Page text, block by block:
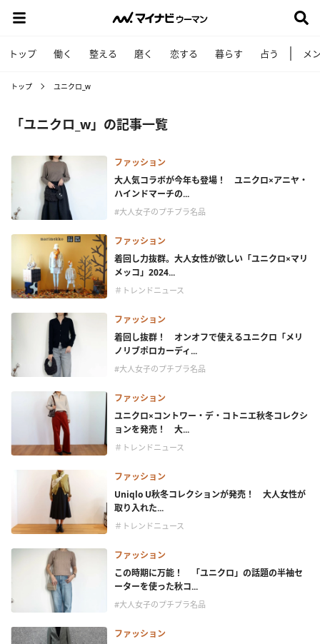
トップ 働く 整える 磨く 恋する 暮らす 占う メ
トップ ユニクロ_w
「ユニクロ_w」の記事一覧
ファッション
大人気コラボが今年も登場！ ユニクロ×アニヤ・
ハインドマーチの...
#大人女子のプチプラ名品
ファッション
着回し力抜群。大人女性が欲しい「ユニクロ×マリ
メッコ」2024...
＃トレンドニュース
ファッション
着回し抜群！ オンオフで使えるユニクロ「メリ
ノリブポロカーディ...
#大人女子のプチプラ名品
ファッション
ユニクロ×コントワー・デ・コトニエ秋冬コレクシ
ョンを発売！ 大...
＃トレンドニュース
ファッション
Uniqlo U秋冬コレクションが発売！ 大人女性が
取り入れた...
＃トレンドニュース
ファッション
この時期に万能！ 「ユニクロ」の話題の半袖セ
ーターを使った秋コ...
#大人女子のプチプラ名品
ファッション